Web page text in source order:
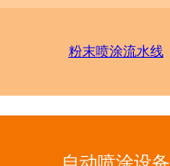
粉末喷涂流水线